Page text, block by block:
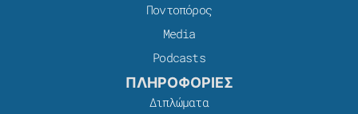
Ποντοπόρος
Media
Podcasts
ΠΛΗΡΟΦΟΡΙΕΣ
Διπλώματα